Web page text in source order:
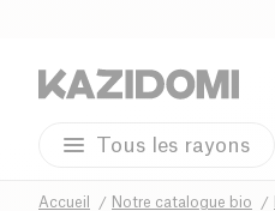
Tous les rayons
Accueil Notre catalogue bio